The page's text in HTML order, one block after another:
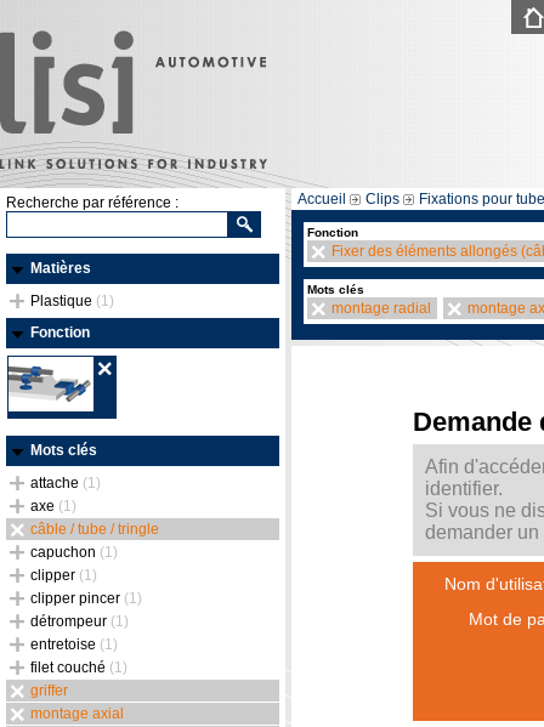
Recherche par référence :
Matières
Plastique (1)
Fonction
Mots clés
attache (1)
axe (1)
câble / tube / tringle
capuchon (1)
clipper (1)
clipper pincer (1)
détrompeur (1)
entretoise (1)
filet couché (1)
griffer
montage axial
Accueil Clips Fixations pour
Fonction
Fixer des éléments allongés
Mots clés
montage radial montage
Demande
Afin
identifier.
Si vous ne
demander
Nom
Mot de